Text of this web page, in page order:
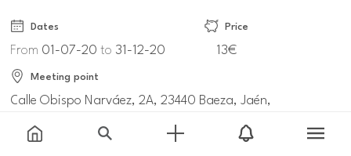
Dates
From 01-07-20to 31-12-20
Price
13€
Meeting point
Calle Obispo Narváez, 2A, 23440 Baeza, Jaén,